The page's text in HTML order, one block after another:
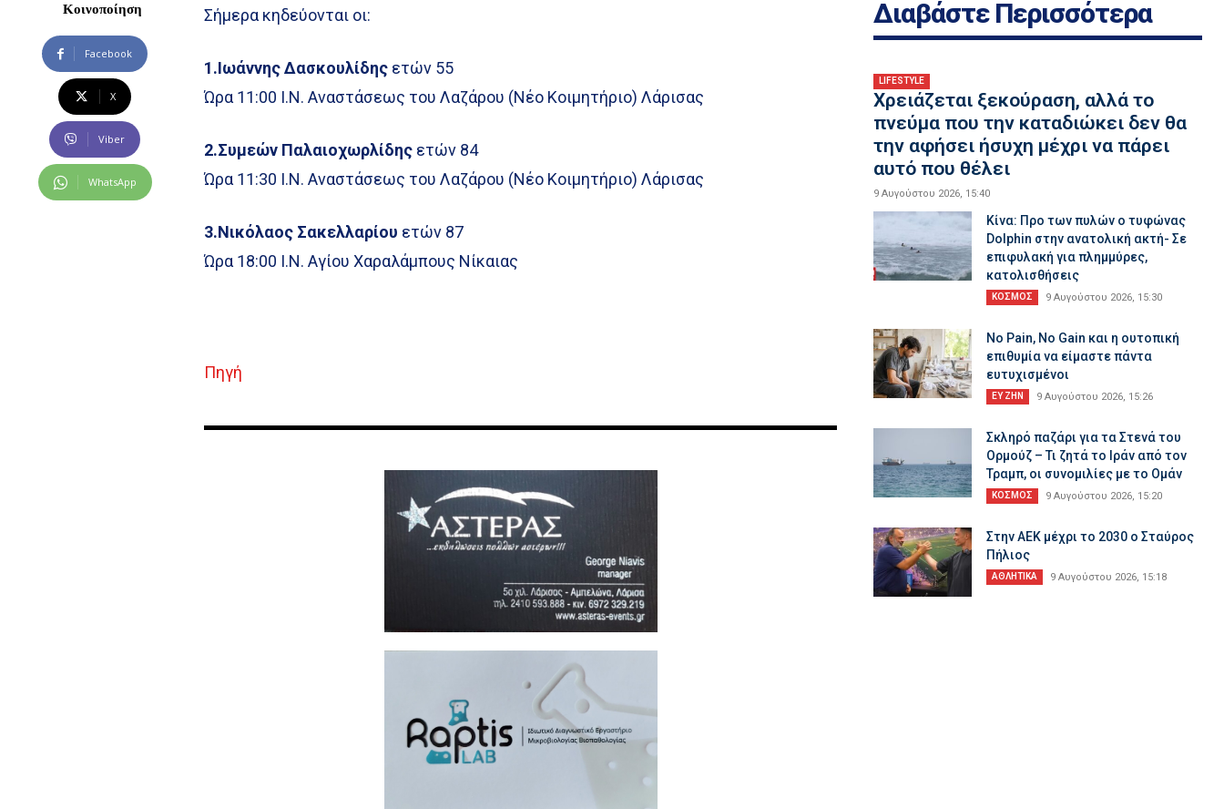
Κοινοποίηση
Facebook
X
Viber
WhatsApp
Σήμερα κηδεύονται οι:
1.Ιωάννης Δασκουλίδης ετών 55
Ώρα 11:00 Ι.Ν. Αναστάσεως του Λαζάρου (Νέο Κοιμητήριο) Λάρισας
2.Συμεών Παλαιοχωρλίδης ετών 84
Ώρα 11:30 Ι.Ν. Αναστάσεως του Λαζάρου (Νέο Κοιμητήριο) Λάρισας
3.Νικόλαος Σακελλαρίου ετών 87
Ώρα 18:00 Ι.Ν. Αγίου Χαραλάμπους Νίκαιας
Πηγή
Διαβάστε Περισσότερα
LIFESTYLE
Χρειάζεται ξεκούραση, αλλά το
πνεύμα που την καταδιώκει δεν θα
την αφήσει ήσυχη μέχρι να πάρει
αυτό που θέλει
9 Αυγούστου 2026, 15:40
Κίνα: Προ των πυλών ο τυφώνας
Dolphin στην ανατολική ακτή- Σε
επιφυλακή για πλημμύρες,
κατολισθήσεις
ΚΟΣΜΟΣ 9 Αυγούστου 2026, 15:30
No Pain, No Gain και η ουτοπική
επιθυμία να είμαστε πάντα
ευτυχισμένοι
ΕΥ ΖΗΝ 9 Αυγούστου 2026, 15:26
Σκληρό παζάρι για τα Στενά του
Ορμούζ – Τι ζητά το Ιράν από τον
Τραμπ, οι συνομιλίες με το Ομάν
ΚΟΣΜΟΣ 9 Αυγούστου 2026, 15:20
Στην AEK μέχρι το 2030 ο Σταύρος
Πήλιος
ΑΘΛΗΤΙΚΑ 9 Αυγούστου 2026, 15:18